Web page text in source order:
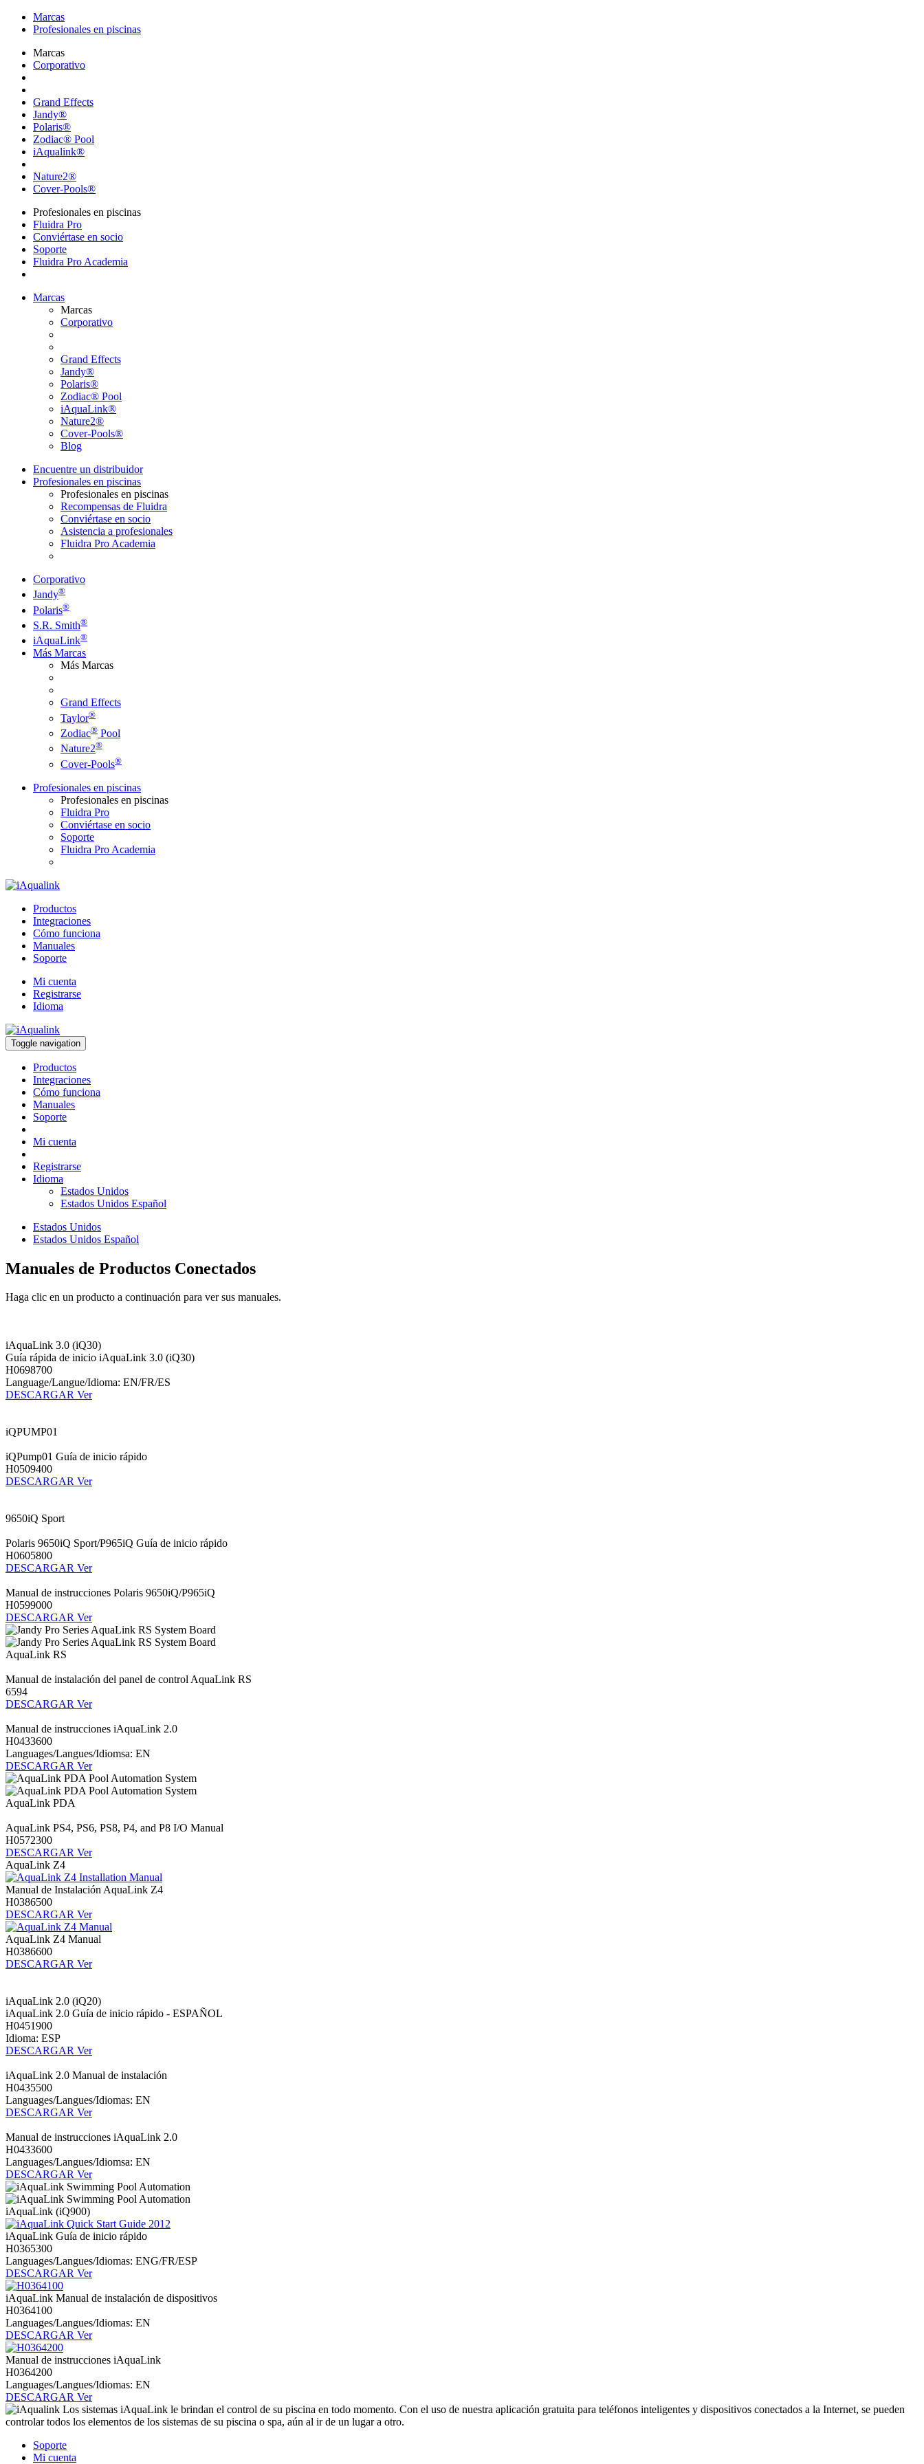
Marcas
Profesionales en piscinas
Marcas
Corporativo
Grand Effects
Jandy®
Polaris®
Zodiac® Pool
iAqualink®
Nature2®
Cover-Pools®
Profesionales en piscinas
Fluidra Pro
Conviértase en socio
Soporte
Fluidra Pro Academia
Marcas
Marcas
Corporativo
Grand Effects
Jandy®
Polaris®
Zodiac® Pool
iAquaLink®
Nature2®
Cover-Pools®
Blog
Encuentre un distribuidor
Profesionales en piscinas
Profesionales en piscinas
Recompensas de Fluidra
Conviértase en socio
Asistencia a profesionales
Fluidra Pro Academia
Corporativo
Jandy®
Polaris®
S.R. Smith®
iAquaLink®
Más Marcas
Más Marcas
Grand Effects
Taylor®
Zodiac® Pool
Nature2®
Cover-Pools®
Profesionales en piscinas
Profesionales en piscinas
Fluidra Pro
Conviértase en socio
Soporte
Fluidra Pro Academia
Productos
Integraciones
Cómo funciona
Manuales
Soporte
Mi cuenta
Registrarse
Idioma
Toggle navigation
Productos
Integraciones
Cómo funciona
Manuales
Soporte
Mi cuenta
Registrarse
Idioma
Estados Unidos
Estados Unidos Español
Estados Unidos
Estados Unidos Español
Manuales de Productos Conectados
Haga clic en un producto a continuación para ver sus manuales.
iAquaLink 3.0 (iQ30)
Guía rápida de inicio iAquaLink 3.0 (iQ30)
H0698700
Language/Langue/Idioma: EN/FR/ES
DESCARGAR Ver
iQPUMP01
iQPump01 Guía de inicio rápido
H0509400
DESCARGAR Ver
9650iQ Sport
Polaris 9650iQ Sport/P965iQ Guía de inicio rápido
H0605800
DESCARGAR Ver
Manual de instrucciones Polaris 9650iQ/P965iQ
H0599000
DESCARGAR Ver
AquaLink RS
Manual de instalación del panel de control AquaLink RS
6594
DESCARGAR Ver
Manual de instrucciones iAquaLink 2.0
H0433600
Languages/Langues/Idiomsa: EN
DESCARGAR Ver
AquaLink PDA
AquaLink PS4, PS6, PS8, P4, and P8 I/O Manual
H0572300
DESCARGAR Ver
AquaLink Z4
Manual de Instalación AquaLink Z4
H0386500
DESCARGAR Ver
AquaLink Z4 Manual
H0386600
DESCARGAR Ver
iAquaLink 2.0 (iQ20)
iAquaLink 2.0 Guía de inicio rápido - ESPAÑOL
H0451900
Idioma: ESP
DESCARGAR Ver
iAquaLink 2.0 Manual de instalación
H0435500
Languages/Langues/Idiomas: EN
DESCARGAR Ver
Manual de instrucciones iAquaLink 2.0
H0433600
Languages/Langues/Idiomsa: EN
DESCARGAR Ver
iAquaLink (iQ900)
iAquaLink Guía de inicio rápido
H0365300
Languages/Langues/Idiomas: ENG/FR/ESP
DESCARGAR Ver
iAquaLink Manual de instalación de dispositivos
H0364100
Languages/Langues/Idiomas: EN
DESCARGAR Ver
Manual de instrucciones iAquaLink
H0364200
Languages/Langues/Idiomas: EN
DESCARGAR Ver
Los sistemas iAquaLink le brindan el control de su piscina en todo momento. Con el uso de nuestra aplicación gratuita para teléfonos inteligentes y dispositivos conectados a la Internet, se pueden
controlar todos los elementos de los sistemas de su piscina o spa, aún al ir de un lugar a otro.
Soporte
Mi cuenta